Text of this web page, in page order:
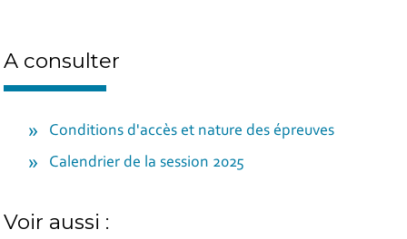
A consulter
Conditions d'accès et nature des épreuves
Calendrier de la session 2025
Voir aussi :